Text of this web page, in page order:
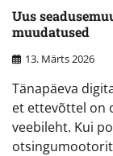
Uus
muudatused
13. Märts 2026
Tänapäeva
et ettevõttel on
veebileht. Kui